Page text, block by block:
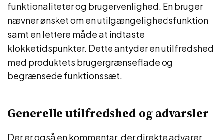
funktionaliteter og brugervenlighed. En bruger
nævner ønsket om en utilgængelighedsfunktion
samt en lettere måde at indtaste
klokketidspunkter. Dette antyder en utilfredshed
med produktets brugergrænseflade og
begrænsede funktionssæt.
Generelle utilfredshed og advarsler
Der er også en kommentar, der direkte advarer